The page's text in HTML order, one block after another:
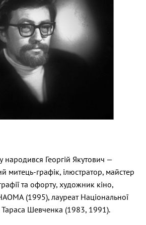
Георгій Якутович —
митець-графік, ілюстратор, майстер
та офорту, художник кіно,
(1995), лауреат Національної
Тараса Шевченка (1983, 1991).